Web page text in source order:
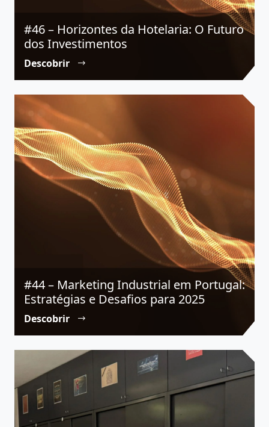
#46 – Horizontes da Hotelaria: O Futuro
dos Investimentos
Descobrir
#44 – Marketing Industrial em Portugal:
Estratégias e Desafios para 2025
Descobrir